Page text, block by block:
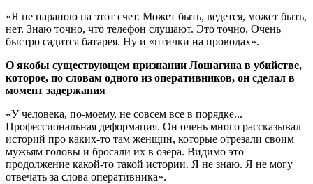
«Я не параною на этот счет. Может быть, ведется, может быть,
нет. Знаю точно, что телефон слушают. Это точно. Очень
быстро садится батарея. Ну и «птички на проводах».
О якобы существующем признании Лошагина в убийстве,
которое, по словам одного из оперативников, он сделал в
момент задержания
«У человека, по-моему, не совсем все в порядке...
Профессиональная деформация. Он очень много рассказывал
историй про каких-то там женщин, которые отрезали своим
мужьям головы и бросали их в озера. Видимо это
продолжение какой-то такой истории. Я не знаю. Я не могу
отвечать за слова оперативника».